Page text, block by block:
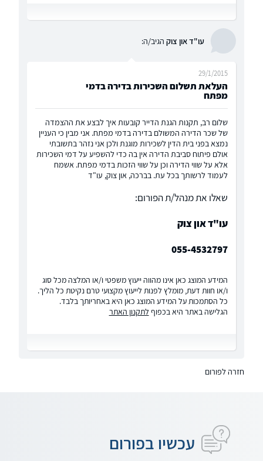
עו"ד און צוק הגיב/ה:
העלאת תשלום השכירות בדירה בדמי
מפתח
29/1/2015
שלום רב, תקנות הגנת הדייר קובעות איך לבצע את ההצמדה
של שכר הדירה המשולם בדירה בדמי מפתח. אני מבין כי העניין
נמצא בפני בית הדין לשכירות מוגנת ולכן אני נזהר בתשובתי
אולם פיתוח סביבת הדירה אין בה כדי להשפיע על דמי השכירות
אלא על שווי הדירה וכן על שווי הזכות בדמי מפתח. אשמח
לעמוד לרשותך בכל עת. בברכה, און צוק, עו"ד
שאלו את מנהל/ת הפורום:
עו"ד און צוק
055-4532797
המידע המוצג כאן אינו מהווה ייעוץ משפטי ו/או המלצה מכל סוג
ו/או חוות דעת, מומלץ לפנות לייעוץ מקצועי טרם נקיטת כל הליך.
כל הסתמכות על המידע המוצג כאן היא באחריותך בלבד.
הגלישה באתר היא בכפוף לתקנון האתר
חזרה לפורום
עכשיו בפורום